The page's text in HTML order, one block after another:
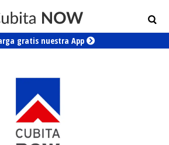
gratis nuestra App